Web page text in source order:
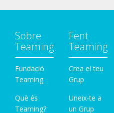
Sobre
Teaming
Fundació
Teaming
Què és
Teaming?
Fent
Teaming
Crea el teu
Grup
Uneix-te a
un Grup